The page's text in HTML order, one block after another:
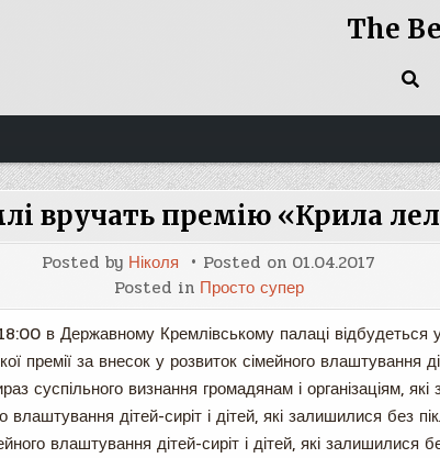
The
вручать премію «Крила
Posted by Ніколя Posted on 01.04.2017
Posted in Просто супер
в Державному Кремлівському палаці відбудеться
премії за внесок у розвиток сімейного влаштування
суспільного визнання громадянам і організаціям,
влаштування дітей-сиріт і дітей, які залишилися без
влаштування дітей-сиріт і дітей, які залишилися